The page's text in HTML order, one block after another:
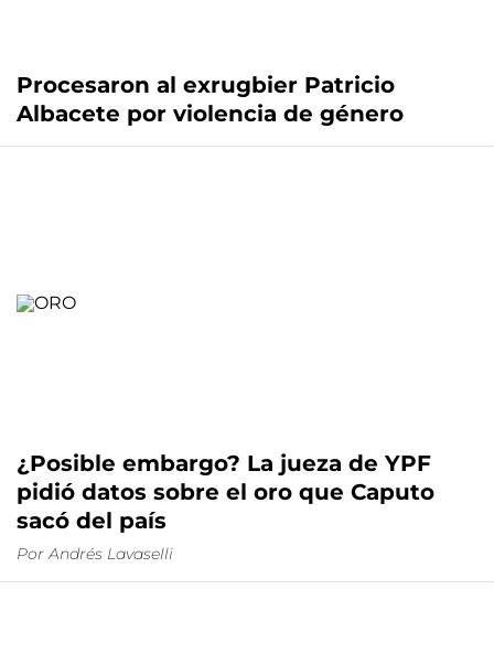
Procesaron al exrugbier Patricio
Albacete por violencia de género
¿Posible embargo? La jueza de YPF
pidió datos sobre el oro que Caputo
sacó del país
Por Andrés Lavaselli